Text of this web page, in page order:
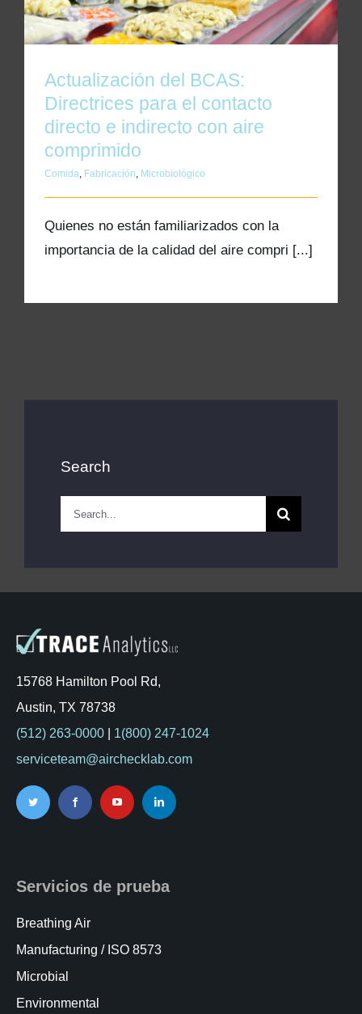
Kits AirCheck✓
Actualización del BCAS:
Directrices para el contacto
directo e indirecto con aire
comprimido
Comida, Fabricación, Microbiológico
Quienes no están familiarizados con la
importancia de la calidad del aire compri [...]
Search
Search
for:
15768 Hamilton Pool Rd,
Austin, TX 78738
(512) 263-0000| 1(800) 247-1024
serviceteam@airchecklab.com
Servicios de prueba
Breathing Air
Manufacturing / ISO 8573
Microbial
Environmental